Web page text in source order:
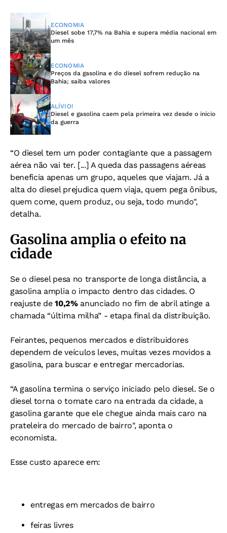
ECONOMIA
Diesel sobe 17,7% na Bahia e supera média nacional em
um mês
ECONOMIA
Preços da gasolina e do diesel sofrem redução na
Bahia; saiba valores
ALÍVIO!
Diesel e gasolina caem pela primeira vez desde o início
da guerra
“O diesel tem um poder contagiante que a passagem
aérea não vai ter. [...] A queda das passagens aéreas
beneficia apenas um grupo, aqueles que viajam. Já a
alta do diesel prejudica quem viaja, quem pega ônibus,
quem come, quem produz, ou seja, todo mundo",
detalha.
Gasolina amplia o efeito na
cidade
Se o diesel pesa no transporte de longa distância, a
gasolina amplia o impacto dentro das cidades. O
reajuste de10,2%anunciado no fim de abril atinge a
chamada “última milha” - etapa final da distribuição.
Feirantes, pequenos mercados e distribuidores
dependem de veículos leves, muitas vezes movidos a
gasolina, para buscar e entregar mercadorias.
“A gasolina termina o serviço iniciado pelo diesel. Se o
diesel torna o tomate caro na entrada da cidade, a
gasolina garante que ele chegue ainda mais caro na
prateleira do mercado de bairro", aponta o
economista.
Esse custo aparece em:
entregas em mercados de bairro
feiras livres